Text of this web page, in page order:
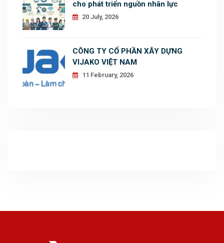
cho phát triển nguồn nhân lực
20 July, 2026
CÔNG TY CỔ PHẦN XÂY DỰNG
VIJAKO VIỆT NAM
11 February, 2026